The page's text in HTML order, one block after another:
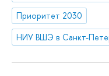
Приоритет 2030
НИУ ВШЭ в Санкт-